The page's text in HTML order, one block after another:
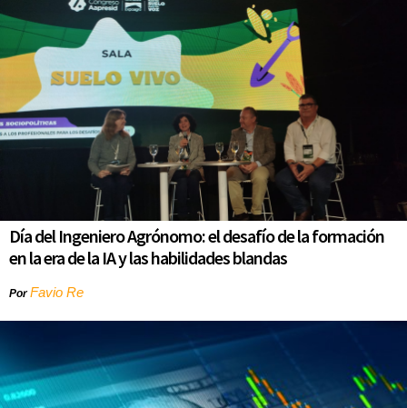
Día del Ingeniero Agrónomo: el desafío de la formación
en la era de la IA y las habilidades blandas
PorFavio Re